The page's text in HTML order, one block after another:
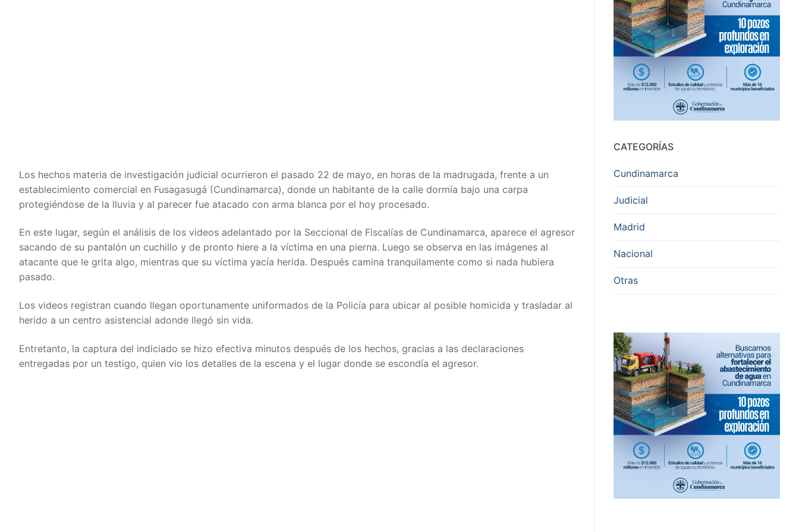
Los hechos materia de investigación judicial ocurrieron el pasado 22 de mayo, en horas de la madrugada, frente a un
establecimiento comercial en Fusagasugá (Cundinamarca), donde un habitante de la calle dormía bajo una carpa
protegiéndose de la lluvia y al parecer fue atacado con arma blanca por el hoy procesado.
En este lugar, según el análisis de los videos adelantado por la Seccional de Fiscalías de Cundinamarca, aparece el agresor
sacando de su pantalón un cuchillo y de pronto hiere a la víctima en una pierna. Luego se observa en las imágenes al
atacante que le grita algo, mientras que su víctima yacía herida. Después camina tranquilamente como si nada hubiera
pasado.
Los videos registran cuando llegan oportunamente uniformados de la Policía para ubicar al posible homicida y trasladar al
herido a un centro asistencial adonde llegó sin vida.
Entretanto, la captura del indiciado se hizo efectiva minutos después de los hechos, gracias a las declaraciones
entregadas por un testigo, quien vio los detalles de la escena y el lugar donde se escondía el agresor.
CATEGORÍAS
Cundinamarca
Judicial
Madrid
Nacional
Otras